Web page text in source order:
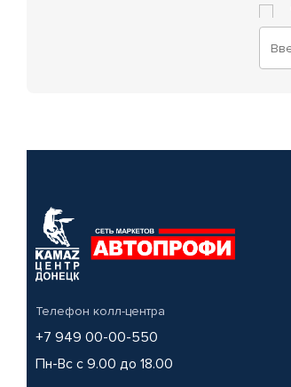
Телефон колл-центра
+7 949 00-00-550
Пн-Вс с 9.00 до 18.00